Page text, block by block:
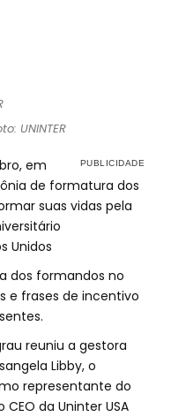
UNINTER
em
de formatura dos
suas vidas pela
Unidos
dos formandos no
e frases de incentivo
reuniu a gestora
Libby, o
representante do
da Uninter USA